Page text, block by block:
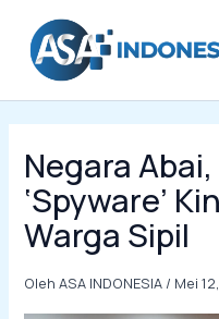
konten
Negara
‘Spyware’
Warga Sipil
OlehASA INDONESIA / Mei